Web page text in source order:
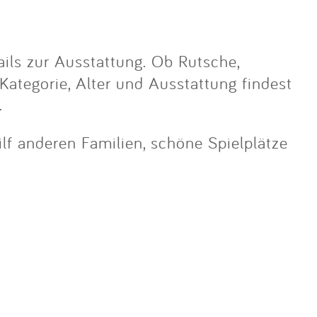
zur Ausstattung. Ob Rutsche,
Alter und Ausstattung findest
anderen Familien, schöne Spielplätze